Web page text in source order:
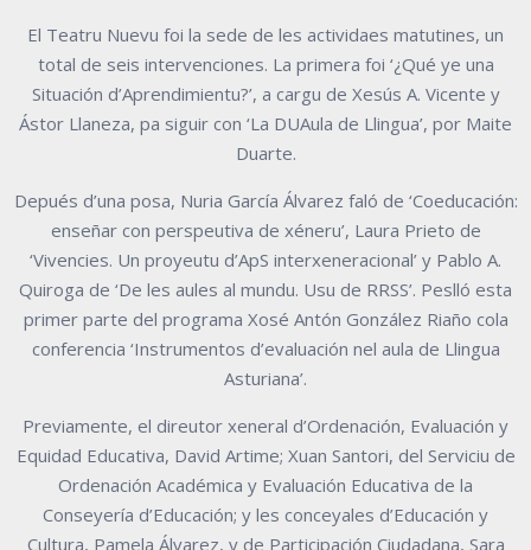
El Teatru Nuevu foi la sede de les actividaes matutines, un
total de seis intervenciones. La primera foi ‘¿Qué ye una
Situación d’Aprendimientu?’, a cargu de Xesús A. Vicente y
Ástor Llaneza, pa siguir con ‘La DUAula de Llingua’, por Maite
Duarte.
Depués d’una posa, Nuria García Álvarez faló de ‘Coeducación:
enseñar con perspeutiva de xéneru’, Laura Prieto de
‘Vivencies. Un proyeutu d’ApS interxeneracional’ y Pablo A.
Quiroga de ‘De les aules al mundu. Usu de RRSS’. Peslló esta
primer parte del programa Xosé Antón González Riaño cola
conferencia ‘Instrumentos d’evaluación nel aula de Llingua
Asturiana’.
Previamente, el direutor xeneral d’Ordenación, Evaluación y
Equidad Educativa, David Artime; Xuan Santori, del Serviciu de
Ordenación Académica y Evaluación Educativa de la
Conseyería d’Educación; y les conceyales d’Educación y
Cultura, Pamela Álvarez, y de Participación Ciudadana, Sara